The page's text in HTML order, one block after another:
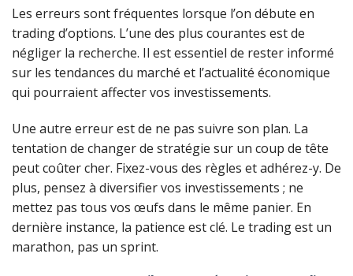
Les erreurs sont fréquentes lorsque l’on débute en
trading d’options. L’une des plus courantes est de
négliger la recherche. Il est essentiel de rester informé
sur les tendances du marché et l’actualité économique
qui pourraient affecter vos investissements.
Une autre erreur est de ne pas suivre son plan. La
tentation de changer de stratégie sur un coup de tête
peut coûter cher. Fixez-vous des règles et adhérez-y. De
plus, pensez à diversifier vos investissements ; ne
mettez pas tous vos œufs dans le même panier. En
dernière instance, la patience est clé. Le trading est un
marathon, pas un sprint.